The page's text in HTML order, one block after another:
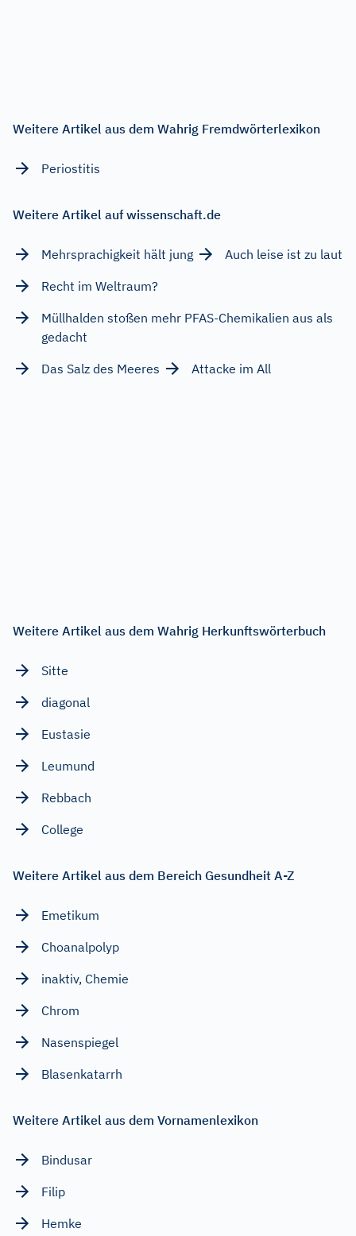
Weitere Artikel aus dem Wahrig Fremdwörterlexikon
Periostitis
Weitere Artikel auf wissenschaft.de
Mehrsprachigkeit hält jung
Auch leise ist zu laut
Recht im Weltraum?
Müllhalden stoßen mehr PFAS-Chemikalien aus als
gedacht
Das Salz des Meeres
Attacke im All
Weitere Artikel aus dem Wahrig Herkunftswörterbuch
Sitte
diagonal
Eustasie
Leumund
Rebbach
College
Weitere Artikel aus dem Bereich Gesundheit A-Z
Emetikum
Choanalpolyp
inaktiv, Chemie
Chrom
Nasenspiegel
Blasenkatarrh
Weitere Artikel aus dem Vornamenlexikon
Bindusar
Filip
Hemke